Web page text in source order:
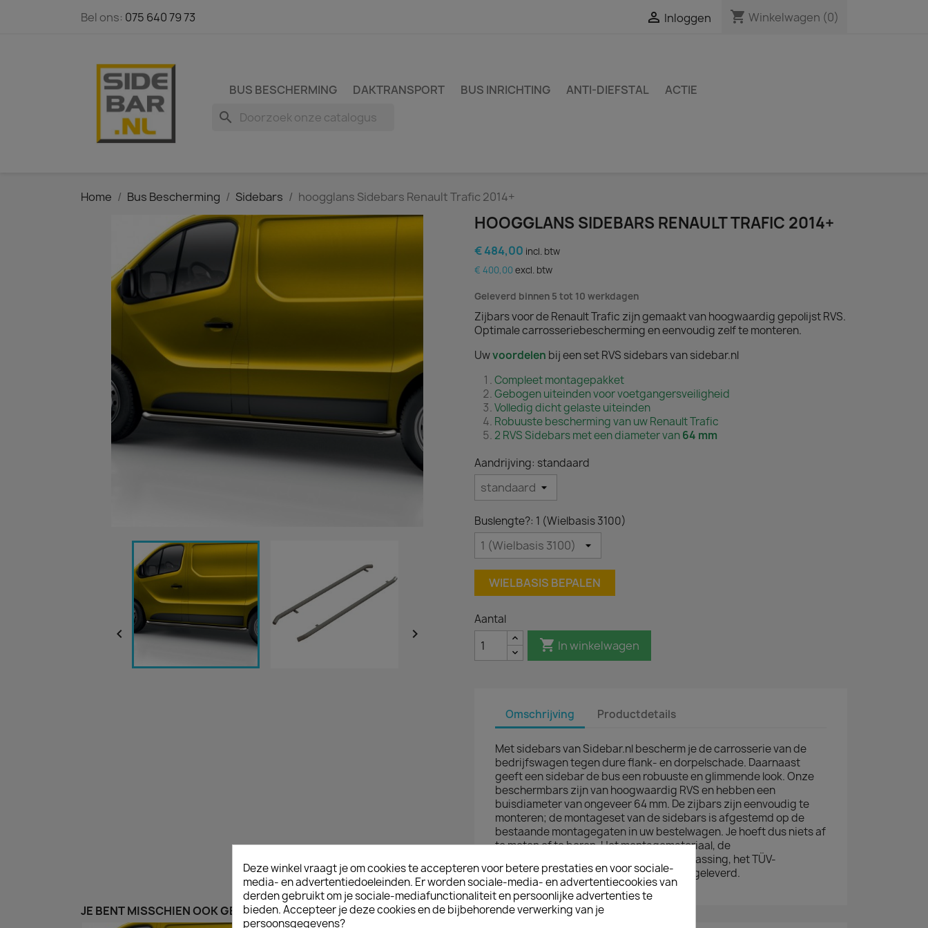
Bel ons: 075 640 79 73  Inloggen shopping_cart Winkelwagen (0)
BUS BESCHERMING DAKTRANSPORT BUS INRICHTING ANTI-DIEFSTAL ACTIE
search
Home Bus Bescherming Sidebars hoogglans Sidebars Renault Trafic 2014+
 
HOOGGLANS SIDEBARS RENAULT TRAFIC 2014+
€ 484,00 incl. btw
€ 400,00 excl. btw
Geleverd binnen 5 tot 10 werkdagen
Zijbars voor de Renault Trafic zijn gemaakt van hoogwaardig gepolijst RVS.
Optimale carrosseriebescherming en eenvoudig zelf te monteren.
Uwvoordelen bij een set RVS sidebars van sidebar.nl
Compleet montagepakket
Gebogen uiteinden voor voetgangersveiligheid
Volledig dicht gelaste uiteinden
Robuuste bescherming van uw Renault Trafic
2 RVS Sidebars met een diameter van64 mm
Aandrijving: standaard
Buslengte?: 1 (Wielbasis 3100)
WIELBASIS BEPALEN
Aantal
 In winkelwagen
Omschrijving Productdetails
Met sidebars van Sidebar.nl bescherm je de carrosserie van de
bedrijfswagen tegen dure flank- en dorpelschade. Daarnaast
geeft een sidebar de bus een robuuste en glimmende look. Onze
beschermbars zijn van hoogwaardig RVS en hebben een
buisdiameter van ongeveer 64 mm. De zijbars zijn eenvoudig te
monteren; de montageset van de sidebars is afgestemd op de
bestaande montagegaten in uw bestelwagen. Je hoeft dus niets af
te meten of te boren. Het montagemateriaal, de
montagehandleiding en, indien van toepassing, het TÜV-
certificaat van de sidebars worden meegeleverd.
JE BENT MISSCHIEN OOK GEÏNTERESSEERD IN
Deze winkel vraagt je om cookies te accepteren voor betere prestaties en voor sociale-
media- en advertentiedoeleinden. Er worden sociale-media- en advertentiecookies van
derden gebruikt om je sociale-mediafunctionaliteit en persoonlijke advertenties te
bieden. Accepteer je deze cookies en de bijbehorende verwerking van je
persoonsgegevens?